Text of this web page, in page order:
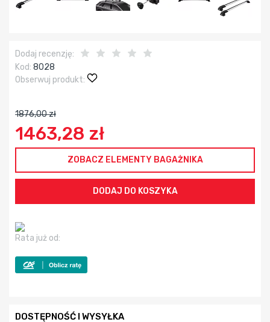
Dodaj recenzję:
Kod: 8028
Obserwuj produkt:
1876,00 zł
1463,28 zł
ZOBACZ ELEMENTY BAGAŻNIKA
Rata już od:
DOSTĘPNOŚĆ I WYSYŁKA